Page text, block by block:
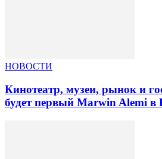
НОВОСТИ
Кинотеатр, музеи, рынок и
будет первый Marwin Alemi в